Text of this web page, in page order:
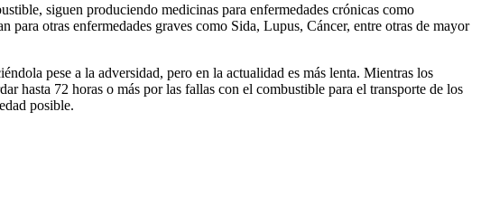
siguen produciendo medicinas para enfermedades crónicas como
para otras enfermedades graves como Sida, Lupus, Cáncer, entre otras de mayor
pese a la adversidad, pero en la actualidad es más lenta. Mientras los
hasta 72 horas o más por las fallas con el combustible para el transporte de los
posible.